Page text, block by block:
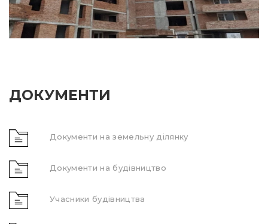
ДОКУМЕНТИ
Документи на земельну ділянку
Документи на будівництво
Учасники будівництва